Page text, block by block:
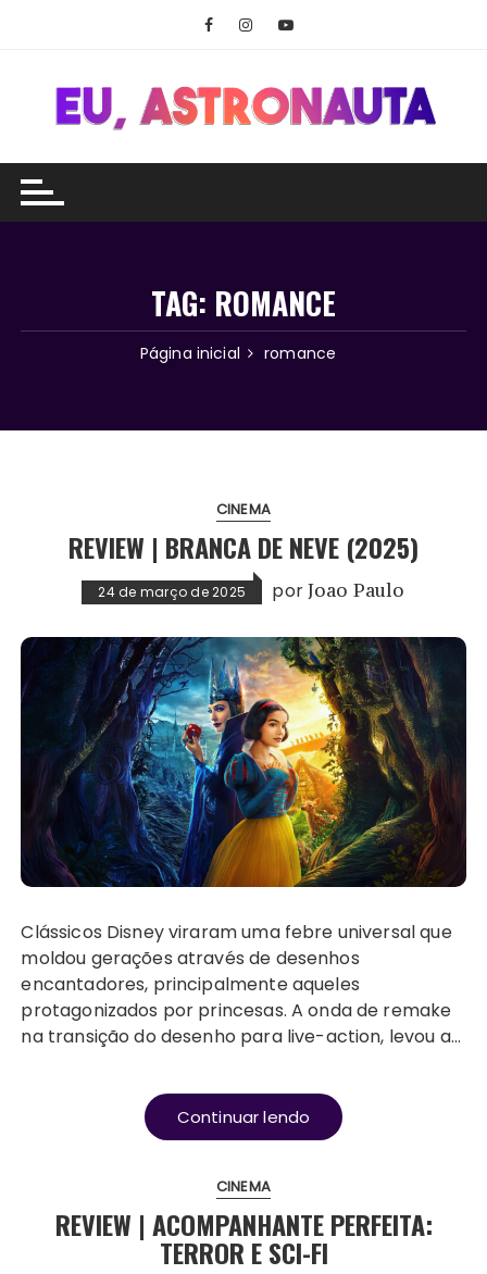
conteúdo
TAG: ROMANCE
Página inicial romance
CINEMA
REVIEW | BRANCA DE NEVE (2025)
24 de março de 2025 porJoao Paulo
Clássicos Disney viraram uma febre universal que
moldou gerações através de desenhos
encantadores, principalmente aqueles
protagonizados por princesas. A onda de remake
na transição do desenho para live-action, levou a…
Continuar lendo
CINEMA
REVIEW | ACOMPANHANTE PERFEITA:
TERROR E SCI-FI